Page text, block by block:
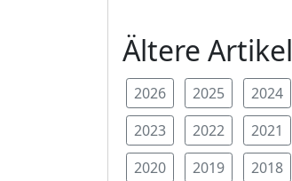
Ältere Artikel
2026 2025
2024
2023
2022
2021
2020
2019
2018